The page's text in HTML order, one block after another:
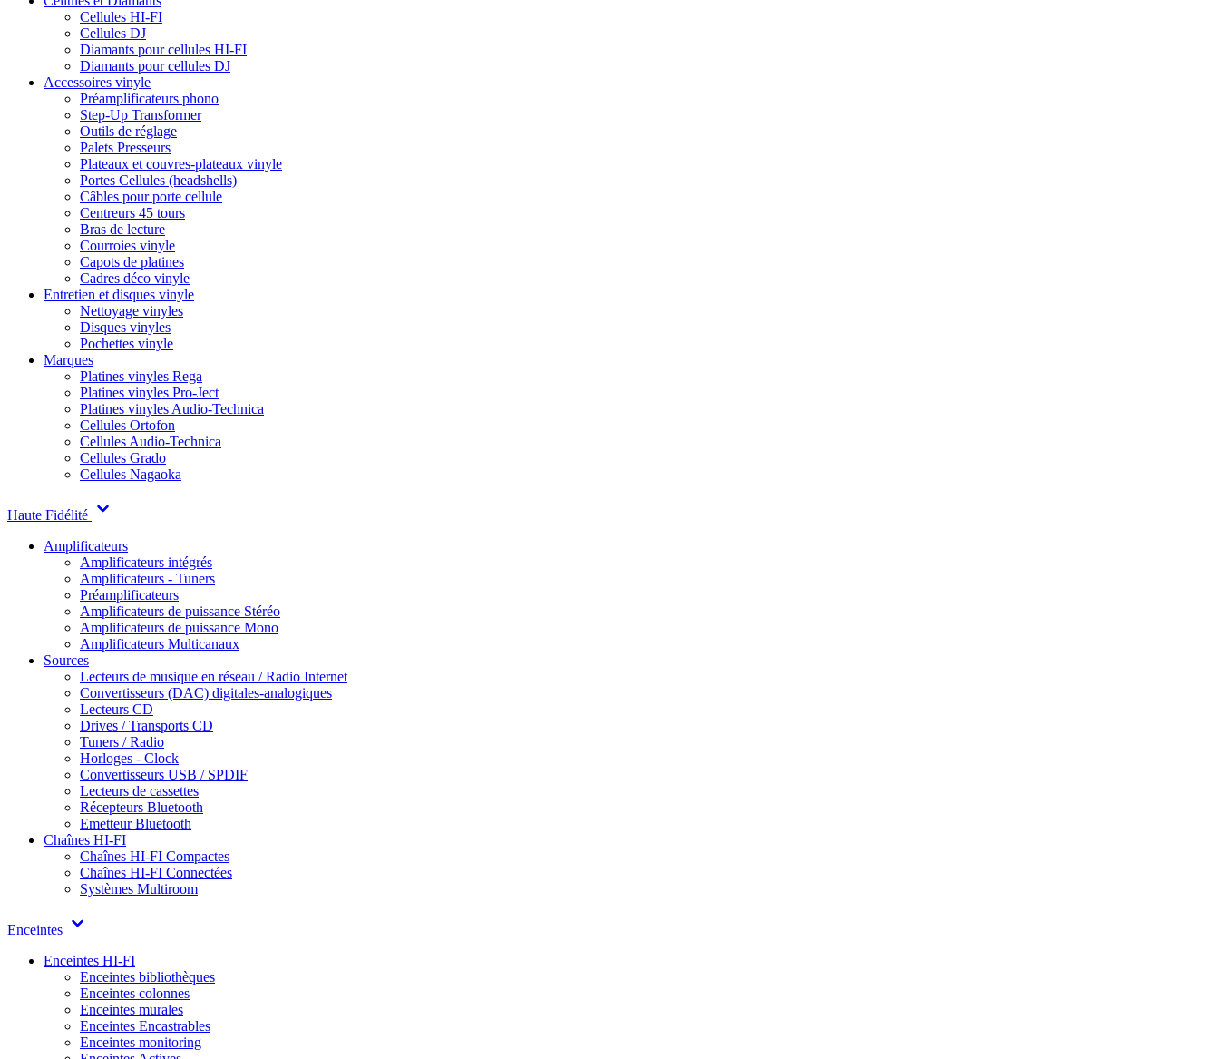
Cellules HI-FI
Cellules DJ
Diamants pour cellules HI-FI
Diamants pour cellules DJ
Accessoires vinyle
Préamplificateurs phono
Step-Up Transformer
Outils de réglage
Palets Presseurs
Plateaux et couvres-plateaux vinyle
Portes Cellules (headshells)
Câbles pour porte cellule
Centreurs 45 tours
Bras de lecture
Courroies vinyle
Capots de platines
Cadres déco vinyle
Entretien et disques vinyle
Nettoyage vinyles
Disques vinyles
Pochettes vinyle
Marques
Platines vinyles Rega
Platines vinyles Pro-Ject
Platines vinyles Audio-Technica
Cellules Ortofon
Cellules Audio-Technica
Cellules Grado
Cellules Nagaoka
Haute Fidélité
Amplificateurs
Amplificateurs intégrés
Amplificateurs - Tuners
Préamplificateurs
Amplificateurs de puissance Stéréo
Amplificateurs de puissance Mono
Amplificateurs Multicanaux
Sources
Lecteurs de musique en réseau / Radio Internet
Convertisseurs (DAC) digitales-analogiques
Lecteurs CD
Drives / Transports CD
Tuners / Radio
Horloges - Clock
Convertisseurs USB / SPDIF
Lecteurs de cassettes
Récepteurs Bluetooth
Emetteur Bluetooth
Chaînes HI-FI
Chaînes HI-FI Compactes
Chaînes HI-FI Connectées
Systèmes Multiroom
Enceintes
Enceintes HI-FI
Enceintes bibliothèques
Enceintes colonnes
Enceintes murales
Enceintes Encastrables
Enceintes monitoring